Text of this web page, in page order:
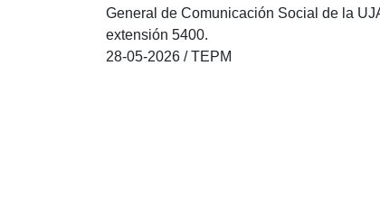
General de Comunicación Social de la
extensión 5400.
28-05-2026 / TEPM